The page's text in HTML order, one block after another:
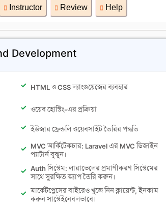
Instructor Review Help
Development
HTML ও CSS ল্যাংগুয়েজের ব্যবহার
ওয়েব হোস্টিং-এর প্রক্রিয়া
ইউজার ফ্রেন্ডলি ওয়েবসাইট তৈরির পদ্ধতি
MVC আর্কিটেকচার: Laravel এর MVC ডিজাইন
প্যাটার্ন বুঝুন।
Auth সিস্টেম: লারাভেলের প্রমাণীকরণ সিস্টেমের
সাথে সুরক্ষিত অ্যাপ তৈরি করুন।
মার্কেটপ্লেসের বাইরেও খুজে নিন ক্লায়েন্ট, ইনকাম
করুন সাস্টেইনেবলভাবে।